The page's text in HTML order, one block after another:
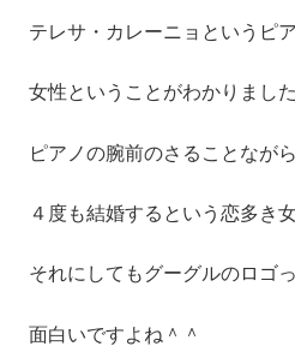
テレサ・カレーニョというピ
女性ということがわかりました
ピアノの腕前のさることながら
４度も結婚するという恋多き
それにしてもグーグルのロゴ
面白いですよね＾＾